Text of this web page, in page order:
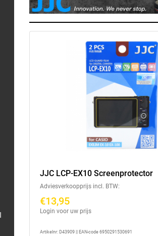
JJC LCP-EX10 Screenprotector
Adviesverkoopprijs incl. BTW:
€13,95
Login voor uw prijs
Artikelnr: D43909 || EAN-code 6950291530691